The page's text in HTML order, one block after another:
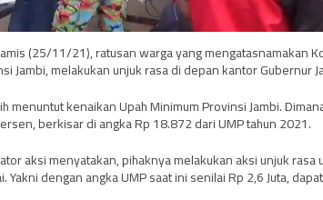
(25/11/21), ratusan warga yang mengatasnamakan
Jambi, melakukan unjuk rasa di depan kantor Gubernur
menuntut kenaikan Upah Minimum Provinsi Jambi.
berkisar di angka Rp 18.872 dari UMP tahun 2021.
aksi menyatakan, pihaknya melakukan aksi unjuk rasa
dengan angka UMP saat ini senilai Rp 2,6 Juta,